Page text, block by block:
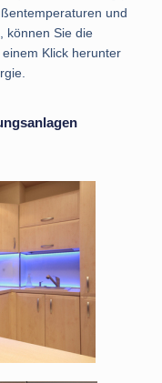
und
können Sie die
Klick herunter